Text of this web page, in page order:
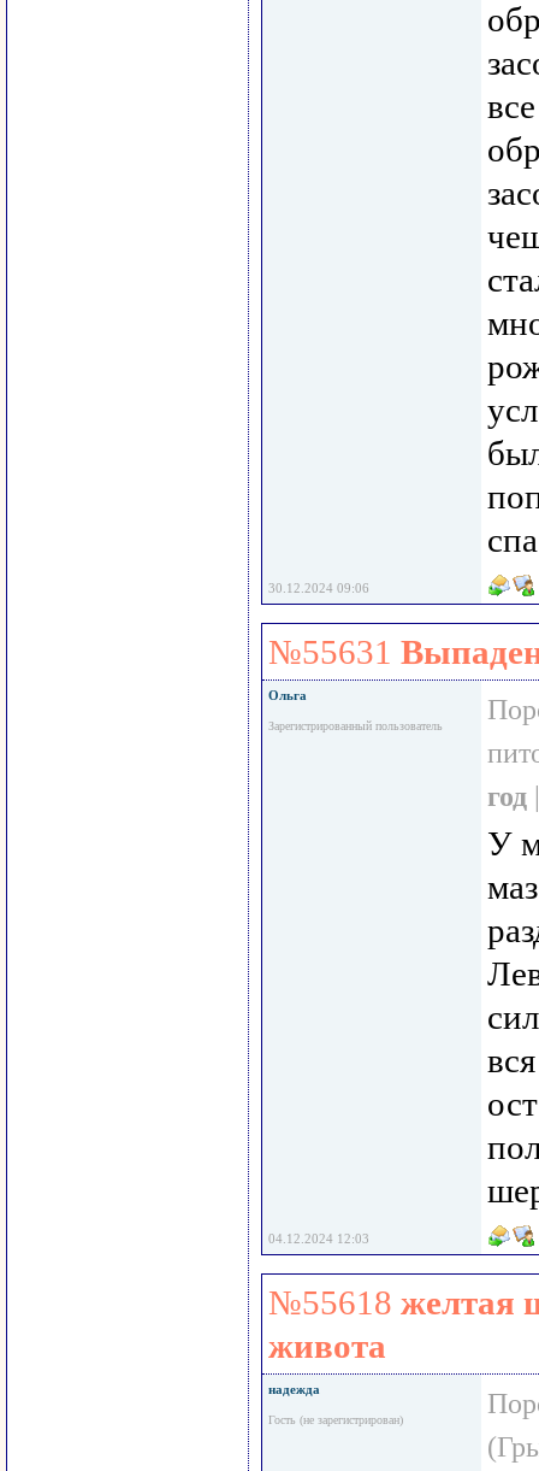
30.12.2024 09:06
№55631
Ольга
Зарегистрированный пользователь
год
У
04.12.2024 12:03
№55618 желтая
живота
надежда
Гость (не зарегистрирован)